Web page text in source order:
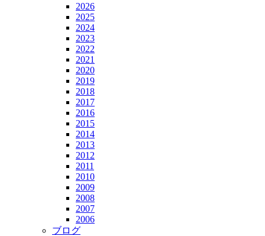
2026
2025
2024
2023
2022
2021
2020
2019
2018
2017
2016
2015
2014
2013
2012
2011
2010
2009
2008
2007
2006
ブログ